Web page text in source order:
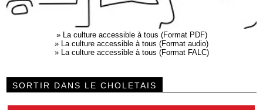
» La culture accessible à tous (Format PDF)
» La culture accessible à tous (Format audio)
» La culture accessible à tous (Format FALC)
SORTIR DANS LE CHOLETAIS